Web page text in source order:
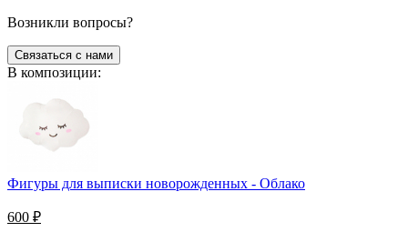
Возникли вопросы?
Связаться с нами
В композиции:
Фигуры для выписки новорожденных - Облако
600 ₽